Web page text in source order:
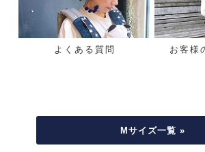
よくある質問 お客様
Mサイズ一覧 »